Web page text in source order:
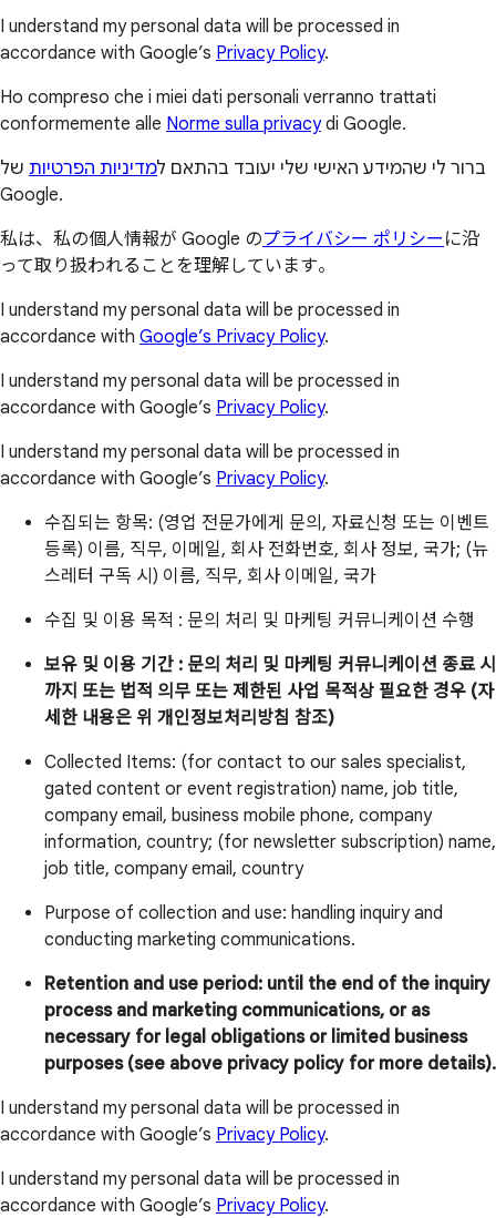
I understand my personal data will be processed in
accordance with Google’s Privacy Policy.
Ho compreso che i miei dati personali verranno trattati
conformemente alle Norme sulla privacydi Google.
ברור לי שהמידע האישי שלי יעובד בהתאם למדיניות הפרטיות של
Google.
私は、私の個人情報が Google のプライバシー ポリシー に沿
って取り扱われることを理解しています。
I understand my personal data will be processed in
accordance with Google’s Privacy Policy.
I understand my personal data will be processed in
accordance with Google’s Privacy Policy.
I understand my personal data will be processed in
accordance with Google’s Privacy Policy.
수집되는 항목: (영업 전문가에게 문의, 자료신청 또는 이벤트
등록) 이름, 직무, 이메일, 회사 전화번호, 회사 정보, 국가; (뉴
스레터 구독 시) 이름, 직무, 회사 이메일, 국가
수집 및 이용 목적 : 문의 처리 및 마케팅 커뮤니케이션 수행
보유 및 이용 기간 : 문의 처리 및 마케팅 커뮤니케이션 종료 시
까지 또는 법적 의무 또는 제한된 사업 목적상 필요한 경우 (자
세한 내용은 위 개인정보처리방침 참조)
Collected Items: (for contact to our sales specialist,
gated content or event registration) name, job title,
company email, business mobile phone, company
information, country; (for newsletter subscription) name,
job title, company email, country
Purpose of collection and use: handling inquiry and
conducting marketing communications.
Retention and use period: until the end of the inquiry
process and marketing communications, or as
necessary for legal obligations or limited business
purposes (see above privacy policy for more details).
I understand my personal data will be processed in
accordance with Google’s Privacy Policy.
I understand my personal data will be processed in
accordance with Google’s Privacy Policy.